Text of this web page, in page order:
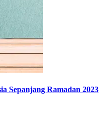
Sepanjang Ramadan 2023